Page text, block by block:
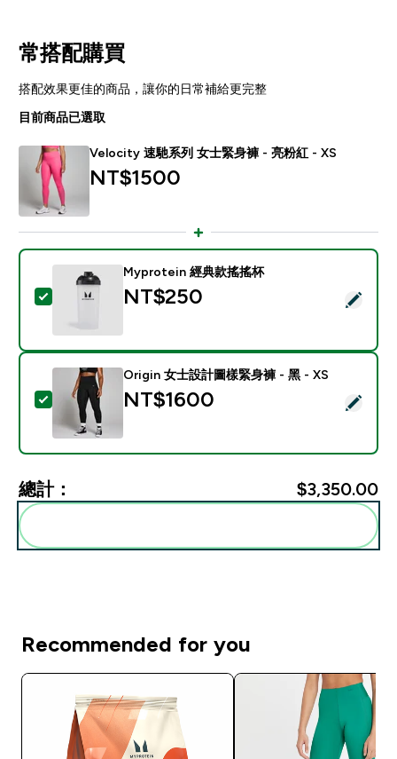
常搭配購買
搭配效果更佳的商品，讓你的日常補給更完整
目前商品已選取
Velocity 速馳系列 女士緊身褲 - 亮粉紅 - XS
NT$1500‎
選取此商品 - Myprotein 經典款搖搖杯
Myprotein 經典款搖搖杯
NT$250‎
選取此商品 - Origin 女士設計圖樣緊身褲 - 黑 - XS
Origin 女士設計圖樣緊身褲 - 黑 - XS
NT$1600‎
總計： $3,350.00‎
Recommended for you